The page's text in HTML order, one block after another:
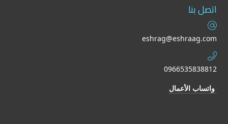
اتصل بنا
eshrag@eshraag.com
0966535838812
واتساب الأعمال